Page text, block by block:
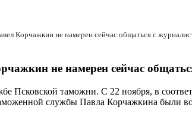
Корчажкин не намерен сейчас общаться с
не намерен сейчас
Псковской таможни. С 22 ноября, в
службы Павла Корчажкина были